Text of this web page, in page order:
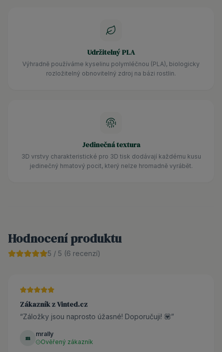
Udržitelný PLA
Výhradně používáme kyselinu polymléčnou (PLA), biologicky
rozložitelný obnovitelný zdroj na bázi rostlin.
Jedinečná textura
3D vrstvy charakteristické pro 3D tisk dodávají každému kusu
jedinečný hmatový pocit, který nelze hromadně vyrábět.
Hodnocení produktu
5 / 5 (6 recenzí)
Zákazník z Vinted.cz
“Záložky jsou naprosto úžasné! Doporučuji! 💟”
m
mrally
Ověřený zákazník